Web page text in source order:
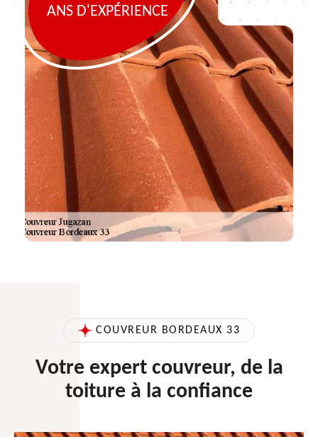
ANS D'EXPÉRIENCE
COUVREUR BORDEAUX 33
Votre expert couvreur, de la
toiture à la confiance